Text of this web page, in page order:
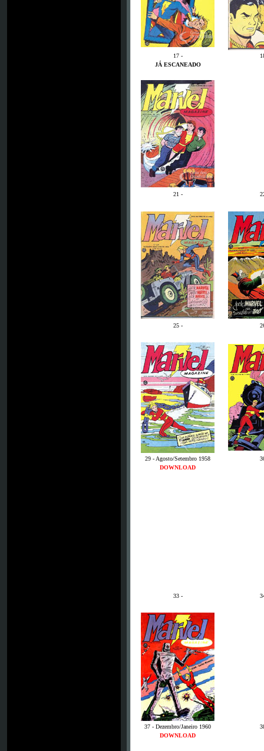
17 -
JÁ ESCANEADO
21 -
25 -
29 - Agosto/Setembro 1958
DOWNLOAD
33 -
37 - Dezembro/Janeiro 1960
DOWNLOAD